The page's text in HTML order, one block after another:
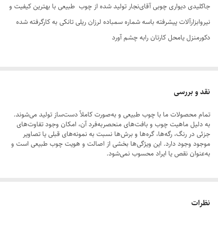
جاکلیدی دیواری چوبی آقای‌نجار تولید شده از چوب طبیعی با بهترین کیفیت و
نیروابزارآلات پیشرفته باسه شماره سمباده لرزان ریلی تانکی به کارگرفته شده
دکورمنزل یامحل کارتان رابه چشم آورد
نقد و بررسی
تمام محصولات ما با چوب طبیعی و به‌صورت کاملاً دست‌ساز تولید می‌شوند.
به دلیل ماهیت چوب و بافت‌های منحصر‌به‌فرد آن، امکان وجود تفاوت‌های
جزئی در رنگ، رگه‌ها، گره‌ها و برش‌ها نسبت به نمونه‌های قبلی یا تصاویر
موجود وجود دارد. این ویژگی‌ها بخشی از اصالت و هویت چوب طبیعی است و
به‌عنوان نقص یا ایراد محسوب نمی‌شود.
سفارش به‌منزله‌ی پذیرش این موارد و آگاهی از ویژگی‌های طبیعی چوب هست
نظرات